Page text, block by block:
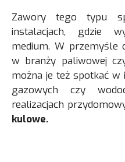
Zawory tego typu
instalacjach, gdzie
medium. W przemyśle
w branży paliwowej
można je też spotkać w
gazowych czy
realizacjach
kulowe.